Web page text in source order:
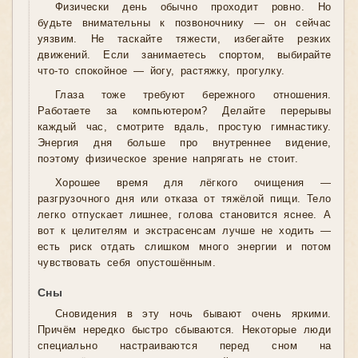
Физически день обычно проходит ровно. Но
будьте внимательны к позвоночнику — он сейчас
уязвим. Не таскайте тяжести, избегайте резких
движений. Если занимаетесь спортом, выбирайте
что-то спокойное — йогу, растяжку, прогулку.
Глаза тоже требуют бережного отношения.
Работаете за компьютером? Делайте перерывы
каждый час, смотрите вдаль, простую гимнастику.
Энергия дня больше про внутреннее видение,
поэтому физическое зрение напрягать не стоит.
Хорошее время для лёгкого очищения —
разгрузочного дня или отказа от тяжёлой пищи. Тело
легко отпускает лишнее, голова становится яснее. А
вот к целителям и экстрасенсам лучше не ходить —
есть риск отдать слишком много энергии и потом
чувствовать себя опустошённым.
Сны
Сновидения в эту ночь бывают очень яркими.
Причём нередко быстро сбываются. Некоторые люди
специально настраиваются перед сном на